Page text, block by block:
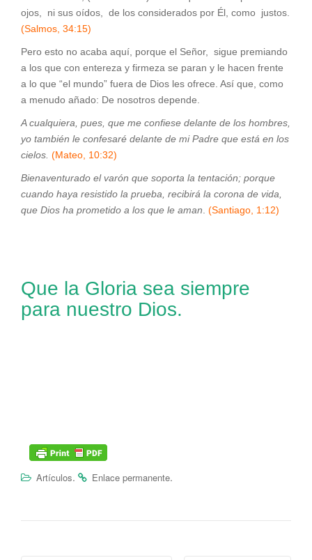
ojos, ni sus oídos, de los considerados por Él, como justos.
(Salmos, 34:15)
Pero esto no acaba aquí, porque el Señor, sigue premiando
a los que con entereza y firmeza se paran y le hacen frente
a lo que “el mundo” fuera de Dios les ofrece. Así que, como
a menudo añado: De nosotros depende.
A cualquiera, pues, que me confiese delante de los hombres,
yo también le confesaré delante de mi Padre que está en los
cielos. (Mateo, 10:32)
Bienaventurado el varón que soporta la tentación; porque
cuando haya resistido la prueba, recibirá la corona de vida,
que Dios ha prometido a los que le aman. (Santiago, 1:12)
Que la Gloria sea siempre
para nuestro Dios.
Artículos. Enlace permanente.